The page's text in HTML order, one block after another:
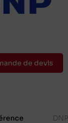
de devis